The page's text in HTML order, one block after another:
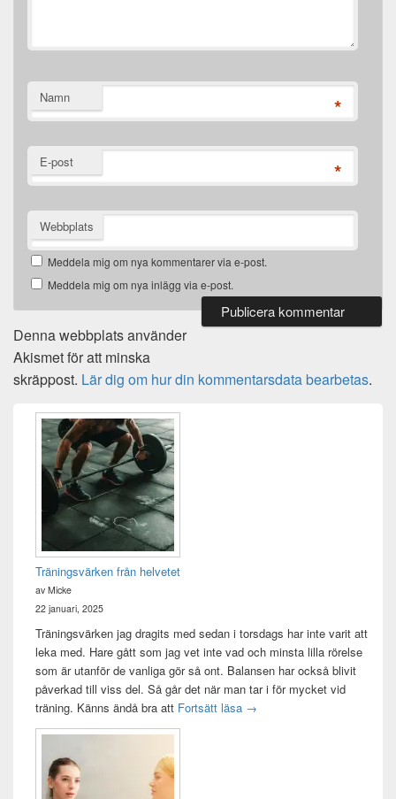
Namn *
E-post *
Webbplats
Meddela mig om nya kommentarer via e-post.
Meddela mig om nya inlägg via e-post.
Denna webbplats använder
Akismet för att minska
skräppost. Lär dig om hur din kommentarsdata bearbetas.
Primära
sidofältet
Widget
område
Träningsvärken från helvetet
av Micke
22 januari, 2025
Träningsvärken jag dragits med sedan i torsdags har inte varit att
leka med. Hare gått som jag vet inte vad och minsta lilla rörelse
som är utanför de vanliga gör så ont. Balansen har också blivit
påverkad till viss del. Så går det när man tar i för mycket vid
träning. Känns ändå bra att Fortsätt läsa Träningsvärken från helvetet
→